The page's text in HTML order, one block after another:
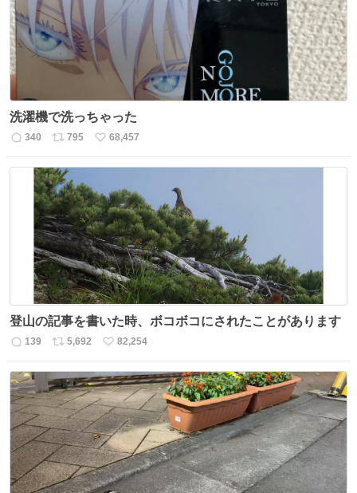
数
洗濯機で洗っちゃった
返
340
リ
ス
ト
数
795
い
数
68,457
登山の記事を書いた時、ボコボコにされたことがあります
返
数
139
リ
ス
ト
数
5,692
い
ね
数
82,254